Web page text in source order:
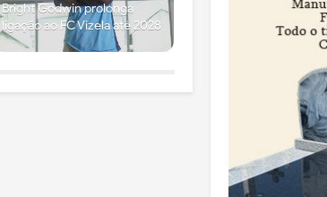
Bright Godwin prolonga
ligação ao FC Vizela até 2028